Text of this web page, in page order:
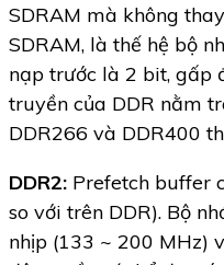
SDRAM mà không
SDRAM, là thế hệ bộ
nạp trước là 2 bit, gấp
truyền của DDR nằm
DDR266 và DDR400
DDR2: Prefetch buffer
so với trên DDR). Bộ
nhịp (133 ~ 200 MHz)